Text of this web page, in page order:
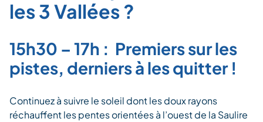
les 3 Vallées ?
15h30 – 17h : Premiers sur les
pistes, derniers à les quitter !
Continuez à suivre le soleil dont les doux rayons
réchauffent les pentes orientées à l’ouest de la Saulire